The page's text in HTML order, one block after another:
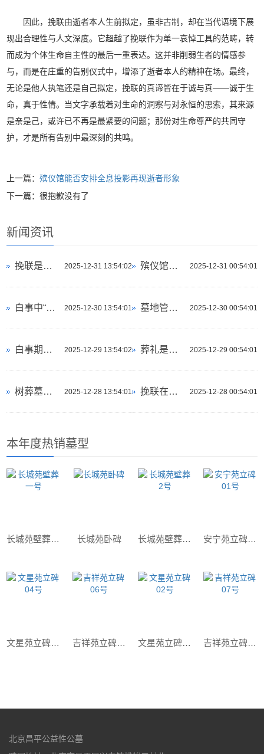
因此，挽联由逝者本人生前拟定，虽非古制，却在当代语境下展
现出合理性与人文深度。它超越了挽联作为单一哀悼工具的范畴，转
而成为个体生命自主性的最后一重表达。这并非削弱生者的情感参
与，而是在庄重的告别仪式中，增添了逝者本人的精神在场。最终，
无论是他人执笔还是自己拟定，挽联的真谛皆在于诚与真——诚于生
命，真于性情。当文字承载着对生命的洞察与对永恒的思索，其来源
是亲是己，或许已不再是最紧要的问题；那份对生命尊严的共同守
护，才是所有告别中最深刻的共鸣。
上一篇：殡仪馆能否安排全息投影再现逝者形象
下一篇：很抱歉没有了
新闻资讯
2025-12-31 13:54:02
挽联是否可以由逝者本人生前拟定 2025-12-31 00:54:01
殡仪馆能否处理高度腐败或传染病遗体
2025-12-30 13:54:01
白事中“安葬遇大耗”如何调整 2025-12-30 00:54:01
墓地管理费逾期未交会有什么后果
2025-12-29 13:54:02
白事期间为何要在棺材两侧放纸人 2025-12-29 00:54:01
葬礼是否可以为折纸艺术家举行千纸鹤雨告别仪式
2025-12-28 13:54:01
树葬墓地祭祀区使用费用 2025-12-28 00:54:01
挽联在宠物葬礼中是否同样适用
本年度热销墓型
长城苑壁葬一号 长城苑卧碑 长城苑壁葬2号 安宁苑立碑01号
文星苑立碑04号 吉祥苑立碑06号 文星苑立碑02号 吉祥苑立碑07号
北京昌平公益性公墓